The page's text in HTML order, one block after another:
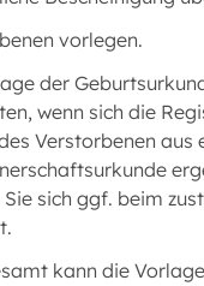
vorlegen.
der
wenn sich die
Verstorbenen aus
sich ggf. beim
kann die